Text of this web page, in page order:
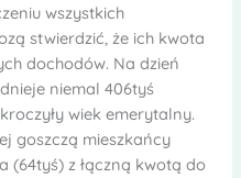
wszystkich
stwierdzić, że ich kwota
dochodów. Na dzień
niemal 406tyś
wiek emerytalny.
goszczą mieszkańcy
(64tyś) z łączną kwotą do